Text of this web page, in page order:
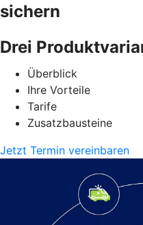
sichern
Drei
Überblick
Ihre Vorteile
Tarife
Zusatzbausteine
Jetzt Termin vereinbaren